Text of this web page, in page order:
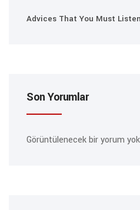
Advices That You Must
Son Yorumlar
Görüntülenecek bir yorum